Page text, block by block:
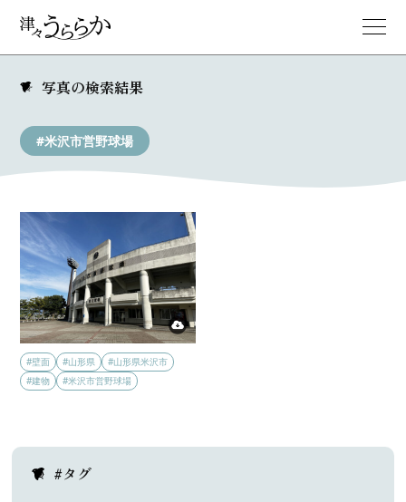
写真の検索結果
#米沢市営野球場
#壁面 #山形県
#山形県米沢市
#建物
#米沢市営野球場
#タグ